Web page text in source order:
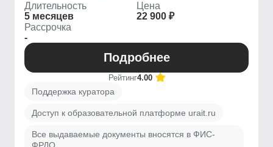
Длительность
5 месяцев
Цена
22 900 ₽
Рассрочка
-
Подробнее
Рейтинг4.00
Поддержка куратора
Доступ к образовательной платформе urait.ru
Все выдаваемые документы вносятся в ФИС-